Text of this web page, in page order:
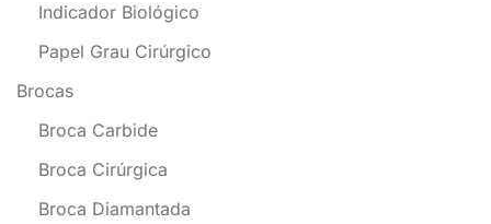
Indicador Biológico
Papel Grau Cirúrgico
Brocas
Broca Carbide
Broca Cirúrgica
Broca Diamantada